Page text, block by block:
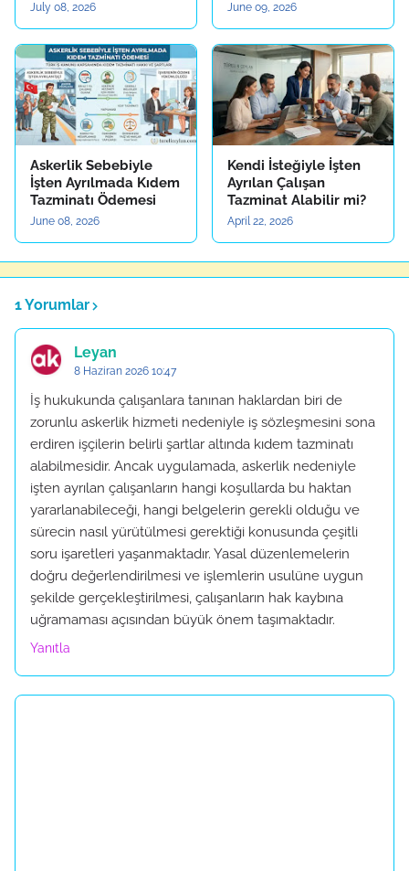
July 08, 2026 June 09, 2026
Askerlik Sebebiyle
İşten Ayrılmada Kıdem
Tazminatı Ödemesi
June 08, 2026
Kendi İsteğiyle İşten
Ayrılan Çalışan
Tazminat Alabilir mi?
April 22, 2026
1 Yorumlar
Leyan
8 Haziran 2026 10:47
İş hukukunda çalışanlara tanınan haklardan biri de
zorunlu askerlik hizmeti nedeniyle iş sözleşmesini sona
erdiren işçilerin belirli şartlar altında kıdem tazminatı
alabilmesidir. Ancak uygulamada, askerlik nedeniyle
işten ayrılan çalışanların hangi koşullarda bu haktan
yararlanabileceği, hangi belgelerin gerekli olduğu ve
sürecin nasıl yürütülmesi gerektiği konusunda çeşitli
soru işaretleri yaşanmaktadır. Yasal düzenlemelerin
doğru değerlendirilmesi ve işlemlerin usulüne uygun
şekilde gerçekleştirilmesi, çalışanların hak kaybına
uğramaması açısından büyük önem taşımaktadır.
Yanıtla